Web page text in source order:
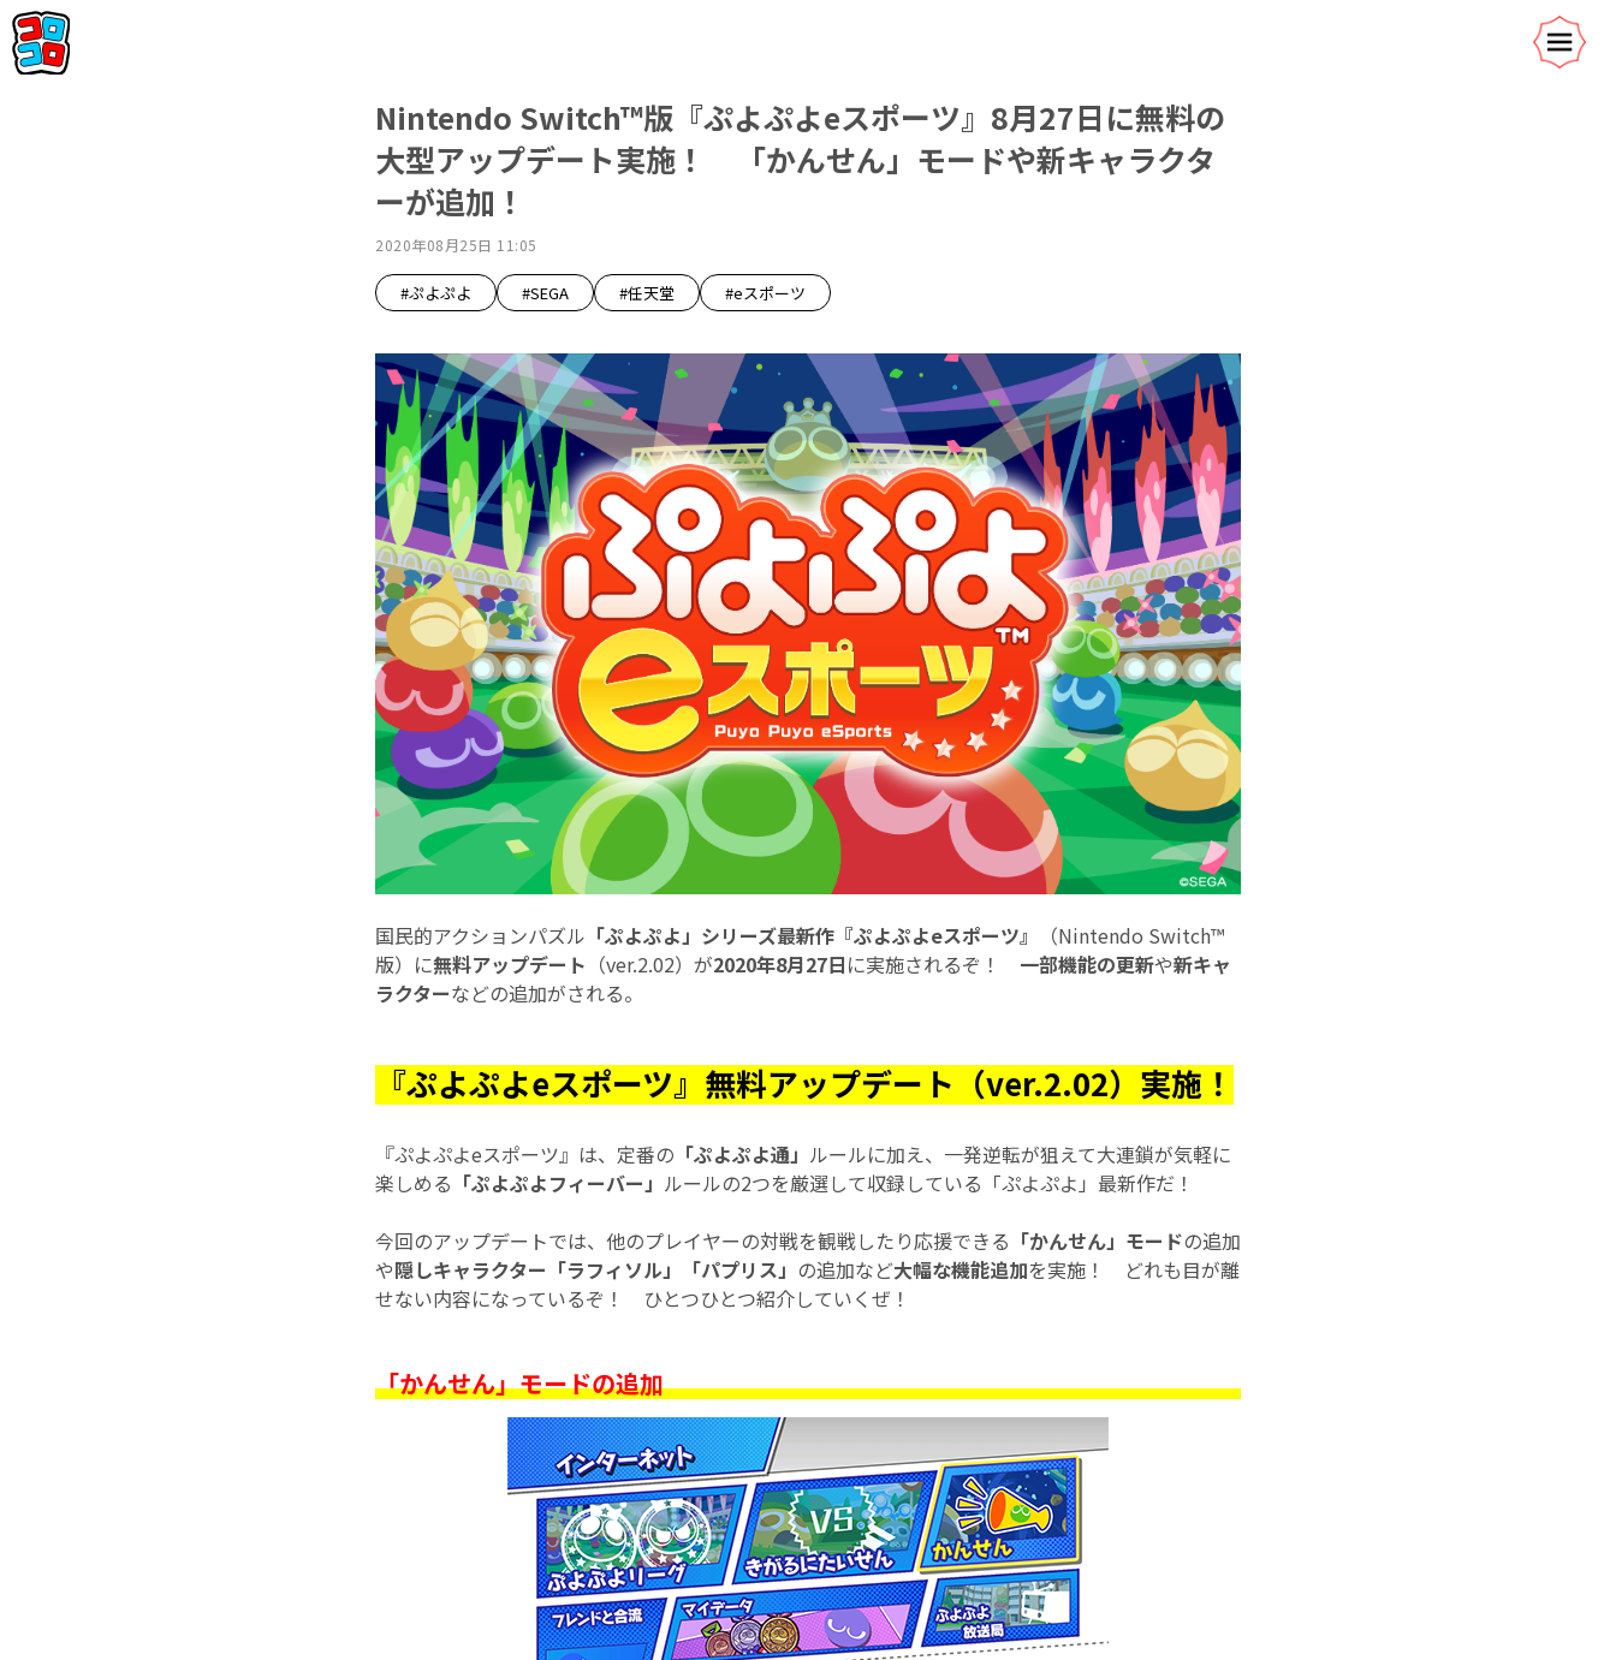
Nintendo Switch™版『ぷよぷよeスポーツ』8月27日に無料の
大型アップデート実施！ 「かんせん」モードや新キャラクタ
ーが追加！
2020年08月25日 11:05
#ぷよぷよ #SEGA #任天堂 #eスポーツ
国民的アクションパズル 「ぷよぷよ」シリーズ最新作『ぷよぷよeスポーツ』
（Nintendo Switch™
版）に無料アップデート （ver.2.02）が2020年8月27日に実施されるぞ！ 一部機能の更新や新キャ
ラクターなどの追加がされる。
『ぷよぷよeスポーツ』無料アップデート（ver.2.02）実施！
『ぷよぷよeスポーツ』は、定番の 「ぷよぷよ通」 ルールに加え、一発逆転が狙えて大連鎖が気軽に
楽しめる 「ぷよぷよフィーバー」 ルールの2つを厳選して収録している「ぷよぷよ」最新作だ！
今回のアップデートでは、他のプレイヤーの対戦を観戦したり応援できる 「かんせん」モードの追加
や隠しキャラクター「ラフィソル」「パプリス」 の追加など大幅な機能追加を実施！ どれも目が離
せない内容になっているぞ！ ひとつひとつ紹介していくぜ！
「かんせん」モードの追加